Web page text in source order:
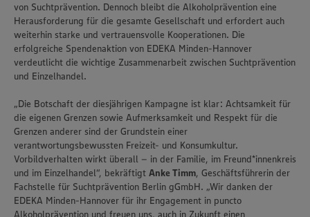
von Suchtprävention. Dennoch bleibt die Alkoholprävention eine
Herausforderung für die gesamte Gesellschaft und erfordert auch
weiterhin starke und vertrauensvolle Kooperationen. Die
erfolgreiche Spendenaktion von EDEKA Minden-Hannover
verdeutlicht die wichtige Zusammenarbeit zwischen Suchtprävention
und Einzelhandel.
„Die Botschaft der diesjährigen Kampagne ist klar: Achtsamkeit für
die eigenen Grenzen sowie Aufmerksamkeit und Respekt für die
Grenzen anderer sind der Grundstein einer
verantwortungsbewussten Freizeit- und Konsumkultur.
Vorbildverhalten wirkt überall – in der Familie, im Freund*innenkreis
und im Einzelhandel“, bekräftigt Anke Timm, Geschäftsführerin der
Fachstelle für Suchtprävention Berlin gGmbH. „Wir danken der
EDEKA Minden-Hannover für ihr Engagement in puncto
Alkoholprävention und freuen uns, auch in Zukunft einen